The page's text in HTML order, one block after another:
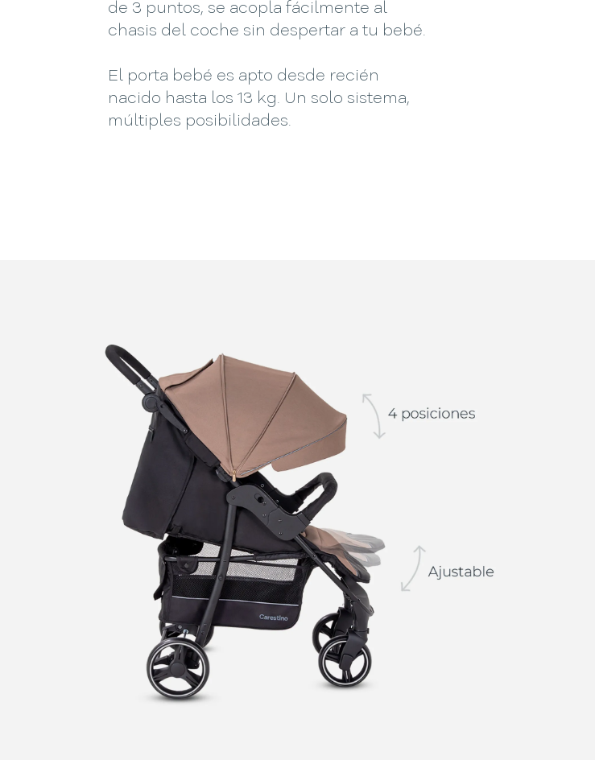
de 3 puntos, se acopla fácilmente al
chasis del coche sin despertar a tu bebé.
El porta bebé es apto desde recién
nacido hasta los 13 kg. Un solo sistema,
múltiples posibilidades.